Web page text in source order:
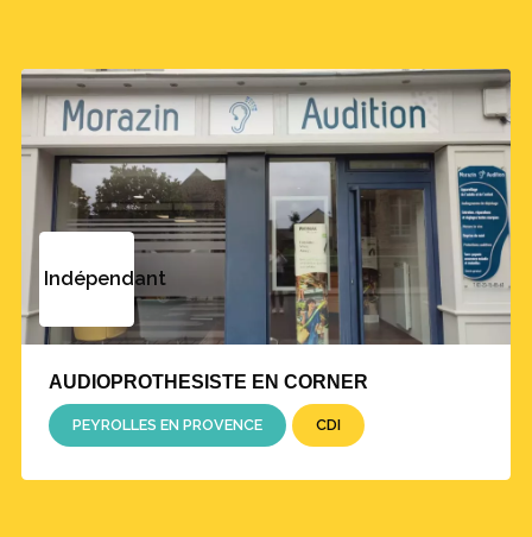
Indépendant
AUDIOPROTHESISTE EN CORNER
PEYROLLES EN PROVENCE CDI